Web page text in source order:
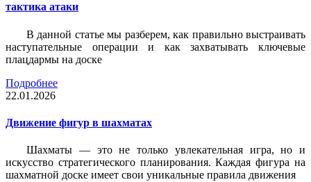
тактика атаки
В данной статье мы разберем, как правильно выстраивать
наступательные операции и как захватывать ключевые
плацдармы на доске
Подробнее
22.01.2026
Движение фигур в шахматах
Шахматы — это не только увлекательная игра, но и
искусство стратегического планирования. Каждая фигура на
шахматной доске имеет свои уникальные правила движения